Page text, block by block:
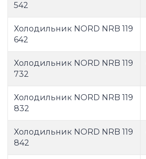
542
Холодильник NORD NRB 119
642
Холодильник NORD NRB 119
732
Холодильник NORD NRB 119
832
Холодильник NORD NRB 119
842